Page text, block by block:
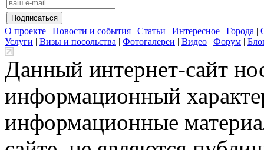
О проекте | Новости и события | Статьи | Интересное | Города |
Услуги | Визы и посольства | Фотогалереи | Видео | Форум |
Данный интернет-сайт
информационный
информационные